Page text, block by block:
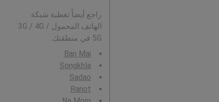
راجع أيضاً تغطية شبكة
الهاتف المحمول 3G / 4G /
5G في منطقتك:
Ban Mai
Songkhla
Sadao
Ranot